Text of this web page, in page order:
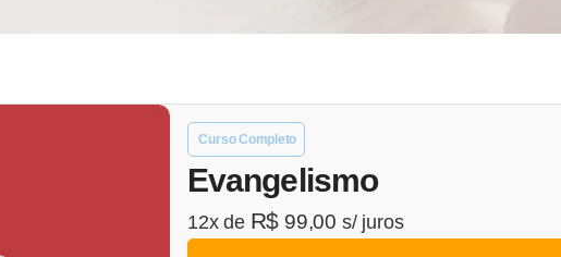
Curso Completo
Evangelismo
12x de R$ 99,00 s/ juros